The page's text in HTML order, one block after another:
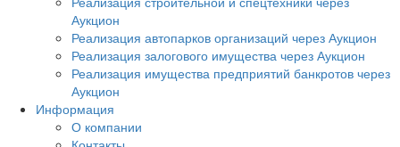
Аукцион
Реализация автопарков организаций через Аукцион
Реализация залогового имущества через Аукцион
Реализация имущества предприятий банкротов через
Аукцион
Информация
О компании